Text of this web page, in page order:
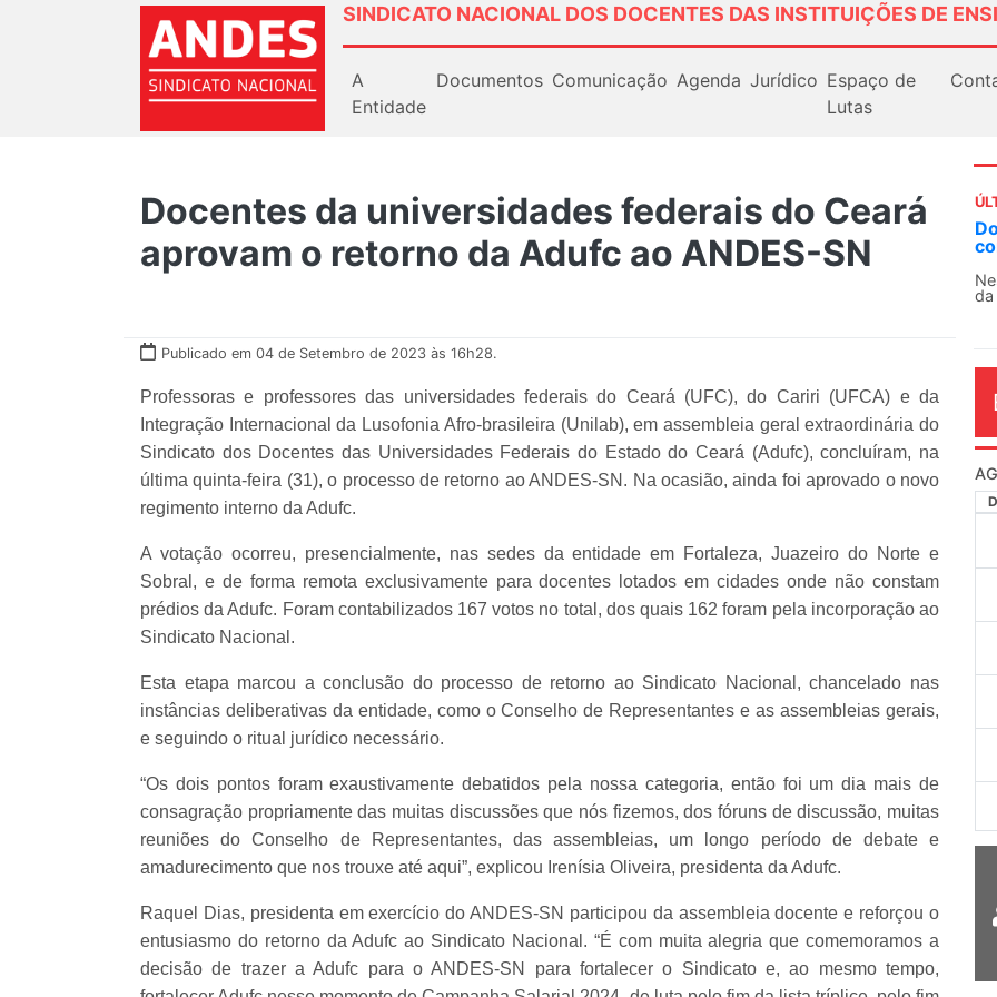
SINDICATO NACIONAL DOS DOCENTES DAS INSTITUIÇÕES DE
A
Entidade
Documentos Comunicação Agenda Jurídico Espaço de
Lutas
Docentes da universidades federais do Ceará
aprovam o retorno da Adufc ao ANDES-SN
Publicado em 04 de Setembro de 2023 às 16h28.
Professoras e professores das universidades federais do Ceará (UFC), do Cariri (UFCA) e da
Integração Internacional da Lusofonia Afro-brasileira (Unilab), em assembleia geral extraordinária do
Sindicato dos Docentes das Universidades Federais do Estado do Ceará (Adufc), concluíram, na
última quinta-feira (31), o processo de retorno ao ANDES-SN. Na ocasião, ainda foi aprovado o novo
regimento interno da Adufc.
A votação ocorreu, presencialmente, nas sedes da entidade em Fortaleza, Juazeiro do Norte e
Sobral, e de forma remota exclusivamente para docentes lotados em cidades onde não constam
prédios da Adufc. Foram contabilizados 167 votos no total, dos quais 162 foram pela incorporação ao
Sindicato Nacional.
Esta etapa marcou a conclusão do processo de retorno ao Sindicato Nacional, chancelado nas
instâncias deliberativas da entidade, como o Conselho de Representantes e as assembleias gerais,
e seguindo o ritual jurídico necessário.
“Os dois pontos foram exaustivamente debatidos pela nossa categoria, então foi um dia mais de
consagração propriamente das muitas discussões que nós fizemos, dos fóruns de discussão, muitas
reuniões do Conselho de Representantes, das assembleias, um longo período de debate e
amadurecimento que nos trouxe até aqui”, explicou Irenísia Oliveira, presidenta da Adufc.
Raquel Dias, presidenta em exercício do ANDES-SN participou da assembleia docente e reforçou o
entusiasmo do retorno da Adufc ao Sindicato Nacional. “É com muita alegria que comemoramos a
decisão de trazer a Adufc para o ANDES-SN para fortalecer o Sindicato e, ao mesmo tempo,
Docentes paralisam novamente as
contra as políticas de Milei na Argentina